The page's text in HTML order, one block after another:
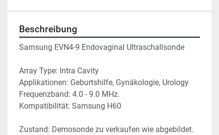
Beschreibung
Samsung EVN4-9 Endovaginal Ultraschallsonde
Array Type: Intra Cavity
Applikationen: Geburtshilfe, Gynäkologie, Urology
Frequenzband: 4.0 - 9.0 MHz.
Kompatibilität: Samsung H60
Zustand: Demosonde zu verkaufen wie abgebildet.